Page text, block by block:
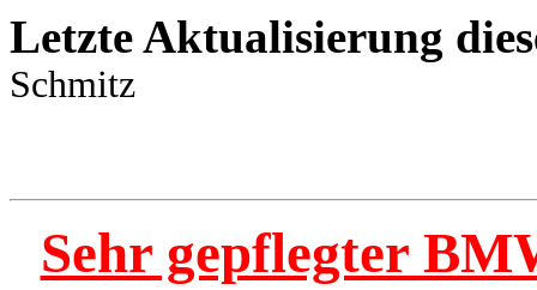
Letzte Aktualisierung
Schmitz
Sehr gepflegter